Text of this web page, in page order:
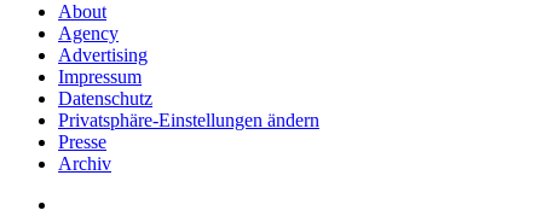
About
Agency
Advertising
Impressum
Datenschutz
Privatsphäre-Einstellungen ändern
Presse
Archiv